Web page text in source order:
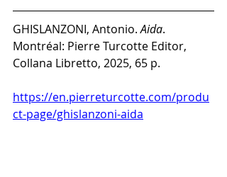
GHISLANZONI, Antonio. Aida.
Montréal: Pierre Turcotte Editor,
Collana Libretto, 2025, 65 p.
https://en.pierreturcotte.com/produ
ct-page/ghislanzoni-aida